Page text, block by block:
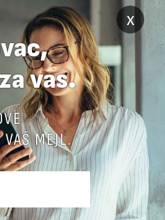
x
vas.
MEJL.